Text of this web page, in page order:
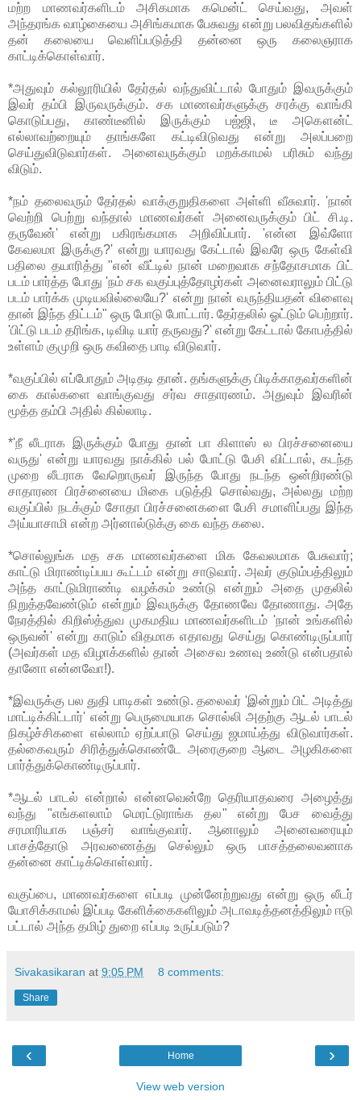
மற்ற மாணவர்களிடம் அசிகமாக கமென்ட் செய்வது, அவள்
அந்தரங்க வாழ்கையை அசிங்கமாக பேசுவது என்று பலவிதங்களில்
தன் கலையை வெளிப்படுத்தி தன்னை ஒரு கலைஞராக
காட்டிக்கொள்வார்.
*அதுவும் கல்லூரியில் தேர்தல் வந்துவிட்டால் போதும் இவருக்கும்
இவர் தம்பி இருவருக்கும். சக மாணவர்களுக்கு சரக்கு வாங்கி
கொடுப்பது, காண்டீனில் இருக்கும் பஜ்ஜி, டீ அகௌன்ட்
எல்லாவற்றையும் தாங்களே கட்டிவிடுவது என்று அலப்பறை
செய்துவிடுவார்கள். அனைவருக்கும் மறக்காமல் பரிசும் வந்து
விடும்.
*நம் தலைவரும் தேர்தல் வாக்குறுதிகளை அள்ளி வீசுவார். 'நான்
வெற்றி பெற்று வந்தால் மாணவர்கள் அனைவருக்கும் பிட் சி.டி.
தருவேன்' என்று பகிரங்கமாக அறிவிப்பார். 'என்ன இவ்ளோ
கேவலமா இருக்கு?' என்று யாரவது கேட்டால் இவரே ஒரு கேள்வி
பதிலை தயாரித்து "என் வீட்டில் நான் மறைவாக சந்தோசமாக பிட்
படம் பார்த்த போது 'நம் சக வகுப்புத்தோழர்கள் அனைவராலும் பிட்டு
படம் பார்க்க முடியவில்லையே?' என்று நான் வருந்தியதன் விளைவு
தான் இந்த திட்டம்" ஒரு போடு போட்டார். தேர்தலில் ஓட்டும் பெற்றார்.
'பிட்டு படம் தரிங்க, டிவிடி யார் தருவது?' என்று கேட்டால் கோபத்தில்
உள்ளம் குமுறி ஒரு கவிதை பாடி விடுவார்.
*வகுப்பில் எப்போதும் அடிதடி தான். தங்களுக்கு பிடிக்காதவர்களின்
கை கால்களை வாங்குவது சர்வ சாதாரணம். அதுவும் இவரின்
மூத்த தம்பி அதில் கில்லாடி.
*'நீ லீடராக இருக்கும் போது தான் பா கிளாஸ் ல பிரச்சனையை
வருது' என்று யாரவது நாக்கில் பல் போட்டு பேசி விட்டால், கடந்த
முறை லீடராக வேறொருவர் இருந்த போது நடந்த ஒன்றிரண்டு
சாதாரண பிரச்னையை மிகை படுத்தி சொல்வது, அல்லது மற்ற
வகுப்பில் நடக்கும் சோதா பிரச்சனைகளை பேசி சமாளிப்பது இந்த
அய்யாசாமி என்ற அர்னால்டுக்கு கை வந்த கலை.
*சொல்லுங்க மத சக மாணவர்களை மிக கேவலமாக பேசுவார்;
காட்டு மிராண்டிப்பய கூட்டம் என்று சாடுவார். அவர் குடும்பத்திலும்
அந்த காட்டுமிராண்டி வழக்கம் உண்டு என்றும் அதை முதலில்
நிறுத்தவேண்டும் என்றும் இவருக்கு தோணவே தோணாது. அதே
நேரத்தில் கிறிஸ்த்துவ முகமதிய மாணவர்களிடம் 'நான் உங்களில்
ஒருவன்' என்று காடும் விதமாக எதாவது செய்து கொண்டிருப்பார்
(அவர்கள் மத விழாக்களில் தான் அசைவ உணவு உண்டு என்பதால்
தானோ என்னவோ!).
*இவருக்கு பல துதி பாடிகள் உண்டு. தலைவர் 'இன்றும் பிட் அடித்து
மாட்டிக்கிட்டார்' என்று பெருமையாக சொல்லி அதற்கு ஆடல் பாடல்
நிகழ்ச்சிகளை எல்லாம் ஏற்ப்பாடு செய்து ஜமாய்த்து விடுவார்கள்.
தல்கைவரும் சிரித்துக்கொண்டே அரைகுறை ஆடை அழகிகளை
பார்த்துக்கொண்டிருப்பார்.
*ஆடல் பாடல் என்றால் என்னவென்றே தெரியாதவரை அழைத்து
வந்து "எங்களலாம் மெரட்டுராங்க தல" என்று பேச வைத்து
சரமாரியாக பஞ்சர் வாங்குவார். ஆனாலும் அனைவரையும்
பாசத்தோடு அரவணைத்து செல்லும் ஒரு பாசத்தலைவனாக
தன்னை காட்டிக்கொள்வார்.
வகுப்பை, மாணவர்களை எப்படி முன்னேற்றுவது என்று ஒரு லீடர்
யோசிக்காமல் இப்படி கேளிக்கைகளிலும் அடாவடித்தனத்திலும் ஈடு
பட்டால் அந்த தமிழ் துறை எப்படி உருப்படும்?
Sivakasikaran at 9:05 PM 8 comments:
Share
‹ ›
Home
View web version